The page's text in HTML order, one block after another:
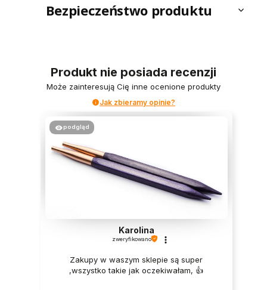
Bezpieczeństwo produktu
Produkt nie posiada recenzji
Może zainteresują Cię inne ocenione produkty
Jak zbieramy opinie?
podgląd
Karolina
zweryfikowano
Zakupy w waszym sklepie są super
,wszystko takie jak oczekiwałam, 👍️